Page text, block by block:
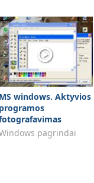
MS windows. Aktyvios
programos
pagrindai